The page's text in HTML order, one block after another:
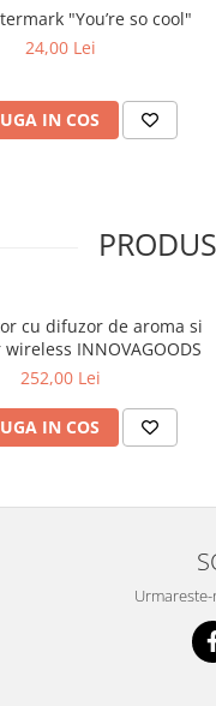
"You’re so cool"
24,00 Lei
IN COS
cu difuzor de aroma si
INNOVAGOODS
252,00 Lei
IN COS